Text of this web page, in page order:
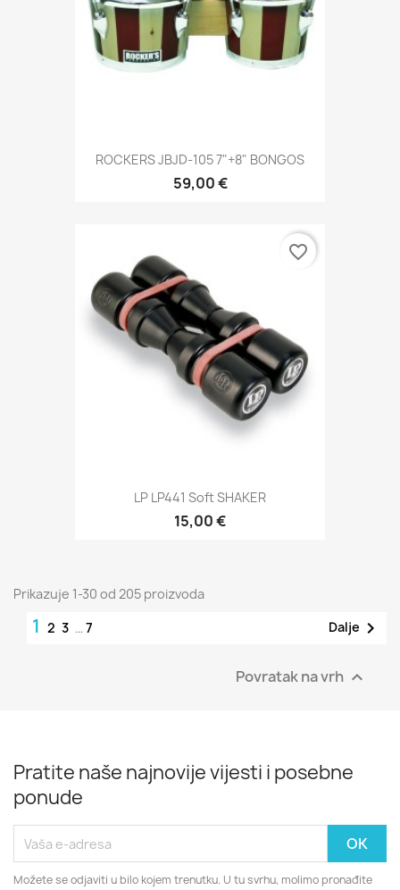
ROCKERS JBJD-105 7"+8" BONGOS
59,00 €
LP LP441 Soft SHAKER
15,00 €
favorite_border
Prikazuje 1-30 od 205 proizvoda
1 2 3 … 7 Dalje 
Povratak na vrh 
Pratite naše najnovije vijesti i posebne
ponude
Možete se odjaviti u bilo kojem trenutku. U tu svrhu, molimo pronađite